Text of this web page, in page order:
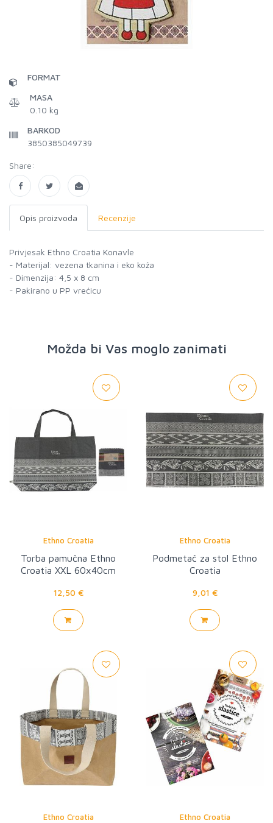
FORMAT
MASA
0.10 kg
BARKOD
3850385049739
Share:
Opis proizvoda Recenzije
Privjesak Ethno Croatia Konavle
- Materijal: vezena tkanina i eko koža
- Dimenzija: 4,5 x 8 cm
- Pakirano u PP vrećicu
Možda bi Vas moglo zanimati
Ethno Croatia
Torba pamučna Ethno
Croatia XXL 60x40cm
12,50 €
Ethno Croatia
Podmetač za stol Ethno
Croatia
9,01 €
Ethno Croatia Ethno Croatia